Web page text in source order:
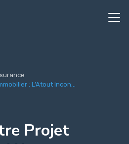
: L’Atout Incon...
Projet